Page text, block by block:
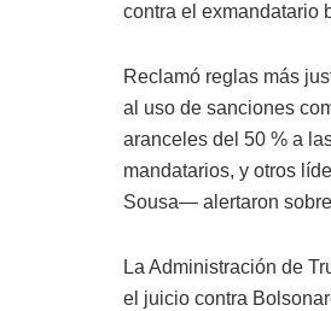
contra el exmandatario
Reclamó reglas más
al uso de sanciones
aranceles del 50 % a
mandatarios, y otros
Sousa— alertaron sobre
La Administración de
el juicio contra